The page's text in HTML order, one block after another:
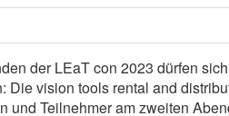
der LEaT con 2023 dürfen
Die vision tools rental and
und Teilnehmer am zweiten